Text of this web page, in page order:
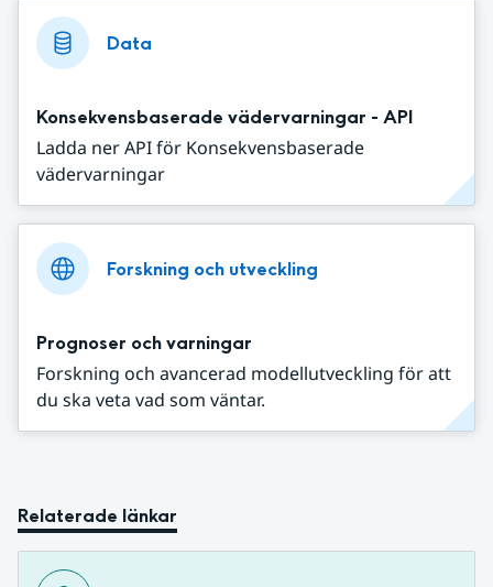
Data
Konsekvensbaserade vädervarningar - API
Ladda ner API för Konsekvensbaserade
vädervarningar
Forskning och utveckling
Prognoser och varningar
Forskning och avancerad modellutveckling för att
du ska veta vad som väntar.
Relaterade länkar